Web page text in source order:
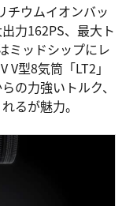
チウムイオンバッ
力162PS、最大ト
ミッドシップにレ
型8気筒「LT2」
の力強いトルク、
るが魅力。